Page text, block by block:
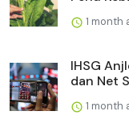
1 month
IHSG
dan Net
1 month